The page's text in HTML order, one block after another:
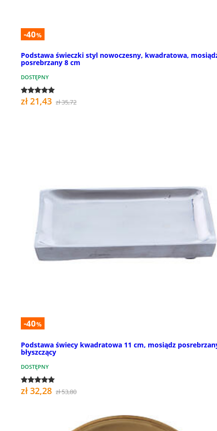
-40%
Podstawa świeczki styl nowoczesny, kwadratowa,
posrebrzany 8 cm
DOSTĘPNY
zł 21,43 zł 35,72
-40%
Podstawa świecy kwadratowa 11 cm, mosiądz
błyszczący
DOSTĘPNY
zł 32,28 zł 53,80